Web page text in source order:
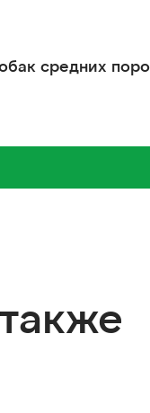
средних